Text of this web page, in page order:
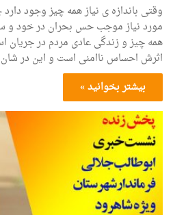
وقتی باندازه ی نیاز همه چیز وجود دارد
مورد نیاز موجب حس بحران در خود و
همه چیز و زندگی عادی مردم در جریان
اثرش احساس ناامنی است و این در
بیشتر بخوانید »